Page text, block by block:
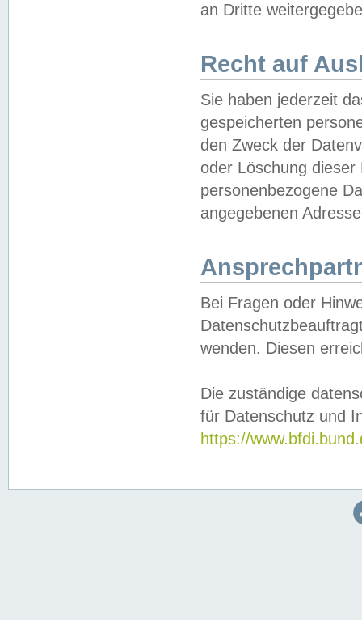
an Dritte
Recht auf
Sie haben jederzeit
gespeicherten
den Zweck der
oder Löschung
personenbezogene
angegebenen
Bei Fragen oder
wenden. Diesen
Die zuständige
für Datenschutz und
https://